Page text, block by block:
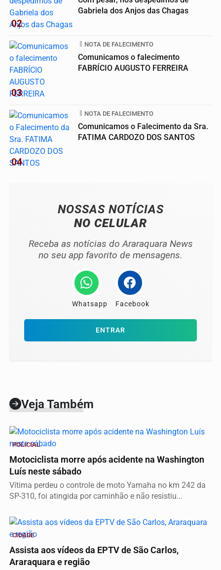
02
Gabriela dos Anjos das Chagas
03
NOTA DE FALECIMENTO
Comunicamos o falecimento
FABRÍCIO AUGUSTO FERREIRA
04
NOTA DE FALECIMENTO
Comunicamos o Falecimento da Sra.
FATIMA CARDOZO DOS SANTOS
NOSSAS NOTÍCIAS
NO CELULAR
Receba as notícias do Araraquara News
no seu app favorito de mensagens.
Whatsapp Facebook
ENTRAR
Veja Também
POLICIAL
Motociclista morre após acidente na Washington
Luís neste sábado
Vítima perdeu o controle de moto Yamaha no km 242 da
SP-310, foi atingida por caminhão e não resistiu...
CIDADE
Assista aos vídeos da EPTV de São Carlos,
Araraquara e região